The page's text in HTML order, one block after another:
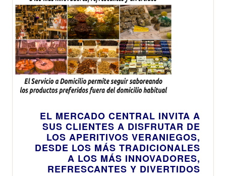
EL MERCADO CENTRAL INVITA A
SUS CLIENTES A DISFRUTAR DE
LOS APERITIVOS VERANIEGOS,
DESDE LOS MÁS TRADICIONALES
A LOS MÁS INNOVADORES,
REFRESCANTES Y DIVERTIDOS